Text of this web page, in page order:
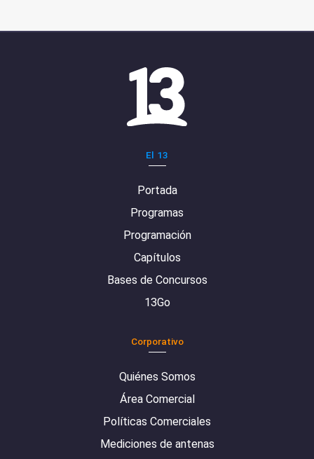
El 13
Portada
Programas
Programación
Capítulos
Bases de Concursos
13Go
Corporativo
Quiénes Somos
Área Comercial
Políticas Comerciales
Mediciones de antenas